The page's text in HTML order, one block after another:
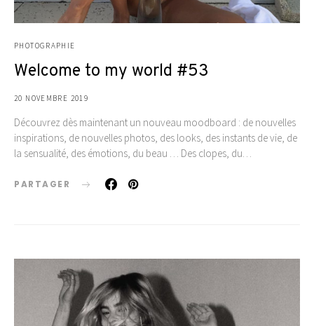
PHOTOGRAPHIE
Welcome to my world #53
20 NOVEMBRE 2019
Découvrez dès maintenant un nouveau moodboard : de nouvelles
inspirations, de nouvelles photos, des looks, des instants de vie, de
la sensualité, des émotions, du beau … Des clopes, du…
PARTAGER